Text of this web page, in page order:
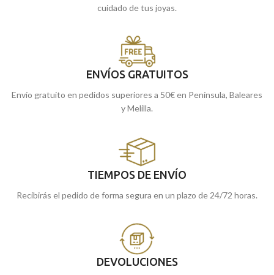
cuidado de tus joyas.
ENVÍOS GRATUITOS
Envío gratuito en pedidos superiores a 50€ en Península, Baleares
y Melilla.
TIEMPOS DE ENVÍO
Recibirás el pedido de forma segura en un plazo de 24/72 horas.
DEVOLUCIONES